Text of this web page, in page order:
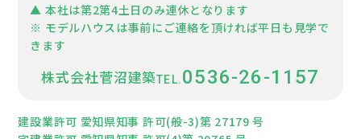
▲ 本社は第2第4土日のみ連休となります
※ モデルハウスは事前にご連絡を頂ければ平日も見学で
きます
株式会社菅沼建築 0536-26-1157
建設業許可 愛知県知事 許可(般-3)第 27179 号